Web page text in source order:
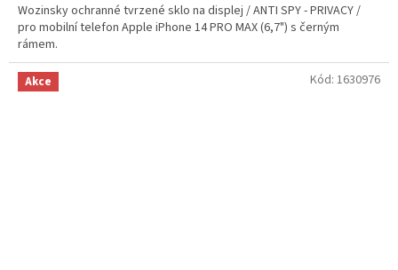
Wozinsky ochranné tvrzené sklo na displej / ANTI SPY - PRIVACY /
pro mobilní telefon Apple iPhone 14 PRO MAX (6,7") s černým
rámem.
Akce Kód: 1630976